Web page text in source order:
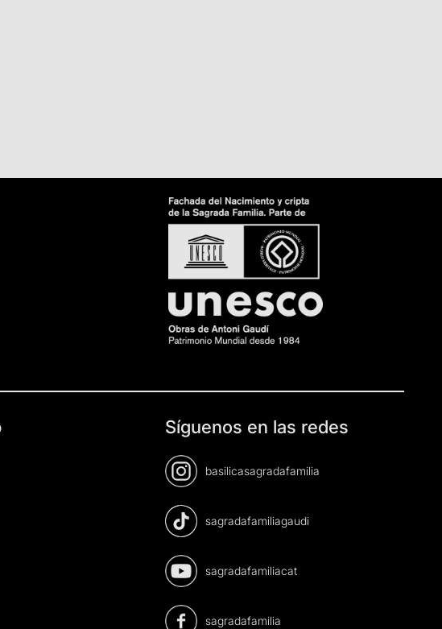
Síguenos en las redes
basilicasagradafamilia
sagradafamiliagaudi
sagradafamiliacat
sagradafamilia